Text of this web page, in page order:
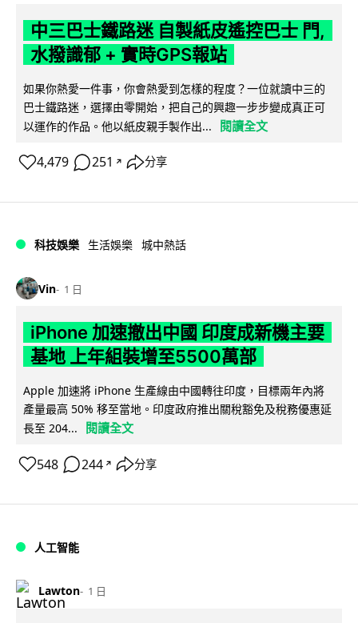
中三巴士鐵路迷 自製紙皮遙控巴士 門,
水撥識郁 + 實時GPS報站
如果你熱愛一件事，你會熱愛到怎樣的程度？一位就讀中三的
巴士鐵路迷，選擇由零開始，把自己的興趣一步步變成真正可
以運作的作品。他以紙皮親手製作出...
閱讀全文
4,479 251 ↗ 分享
科技娛樂 生活娛樂 城中熱話
Vin 1 日
iPhone 加速撤出中國 印度成新機主要
基地 上年組裝增至5500萬部
Apple 加速將 iPhone 生產線由中國轉往印度，目標兩年內將
產量最高 50% 移至當地。印度政府推出關稅豁免及稅務優惠延
長至 204...
閱讀全文
548 244 ↗ 分享
人工智能
Lawton 1 日